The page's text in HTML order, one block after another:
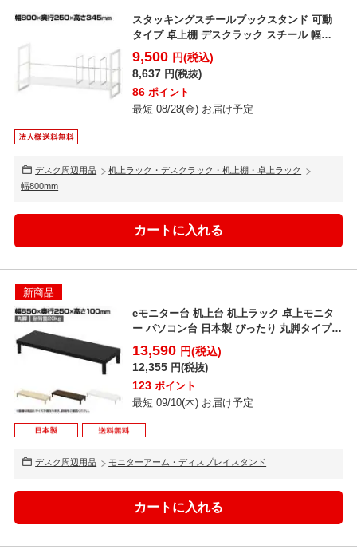
スタッキングスチールブックスタンド 可動
タイプ 卓上棚 デスクラック スチール 幅
800×奥行250...
9,500 円(税込)
8,637 円(税抜)
86 ポイント
最短 08/28(金) お届け予定
デスク周辺用品
机上ラック・デスクラック・机上棚・卓上ラック
幅800mm
新商品
eモニター台 机上台 机上ラック 卓上モニタ
ー パソコン台 日本製 ぴったり 丸脚タイプ
幅850×...
13,590 円(税込)
12,355 円(税抜)
123 ポイント
最短 09/10(木) お届け予定
デスク周辺用品 モニターアーム・ディスプレイスタンド